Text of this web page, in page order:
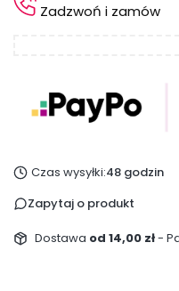
Zadzwoń i zamów
Czas wysyłki:48 godzin
Zapytaj o produkt
Dostawa od 14,00 zł-